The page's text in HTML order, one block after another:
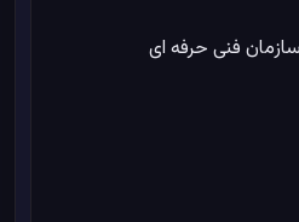
فنی حرفه ای